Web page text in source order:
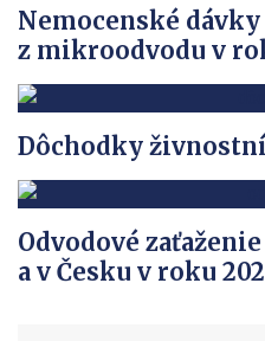
Nemocenské
z mikroodvodu v
Dôchodky
Odvodové
a v Česku v roku